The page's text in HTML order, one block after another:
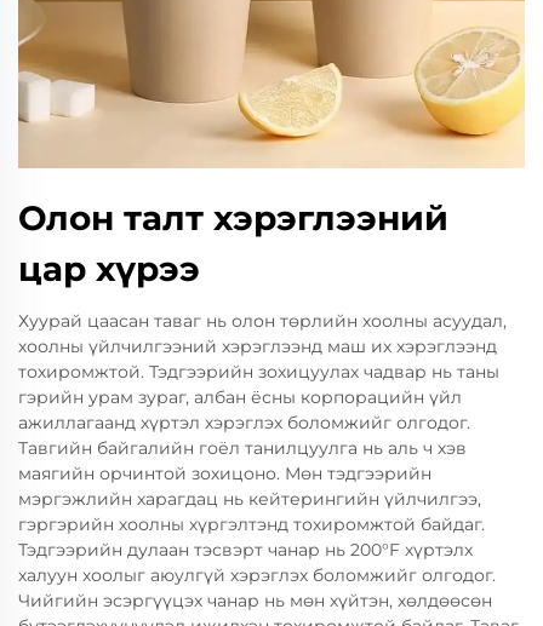
Олон талт хэрэглээний
цар хүрээ
Хуурай цаасан таваг нь олон төрлийн хоолны асуудал,
хоолны үйлчилгээний хэрэглээнд маш их хэрэглээнд
тохиромжтой. Тэдгээрийн зохицуулах чадвар нь таны
гэрийн урам зураг, албан ёсны корпорацийн үйл
ажиллагаанд хүртэл хэрэглэх боломжийг олгодог.
Тавгийн байгалийн гоёл танилцуулга нь аль ч хэв
маягийн орчинтой зохицоно. Мөн тэдгээрийн
мэргэжлийн харагдац нь кейтерингийн үйлчилгээ,
гэргэрийн хоолны хүргэлтэнд тохиромжтой байдаг.
Тэдгээрийн дулаан тэсвэрт чанар нь 200°F хүртэлх
халуун хоолыг аюулгүй хэрэглэх боломжийг олгодог.
Чийгийн эсэргүүцэх чанар нь мөн хүйтэн, хөлдөөсөн